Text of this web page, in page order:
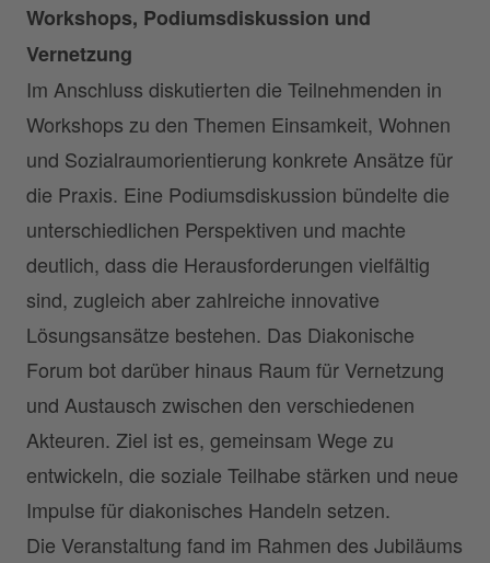
Workshops, Podiumsdiskussion und
Vernetzung
Im Anschluss diskutierten die Teilnehmenden in
Workshops zu den Themen Einsamkeit, Wohnen
und Sozialraumorientierung konkrete Ansätze für
die Praxis. Eine Podiumsdiskussion bündelte die
unterschiedlichen Perspektiven und machte
deutlich, dass die Herausforderungen vielfältig
sind, zugleich aber zahlreiche innovative
Lösungsansätze bestehen. Das Diakonische
Forum bot darüber hinaus Raum für Vernetzung
und Austausch zwischen den verschiedenen
Akteuren. Ziel ist es, gemeinsam Wege zu
entwickeln, die soziale Teilhabe stärken und neue
Impulse für diakonisches Handeln setzen.
Die Veranstaltung fand im Rahmen des Jubiläums